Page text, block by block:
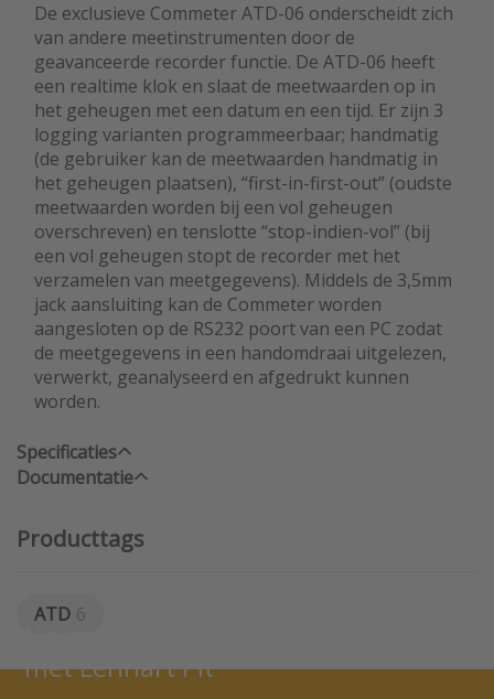
De exclusieve Commeter ATD-06 onderscheidt zich
van andere meetinstrumenten door de
geavanceerde recorder functie. De ATD-06 heeft
een realtime klok en slaat de meetwaarden op in
het geheugen met een datum en een tijd. Er zijn 3
logging varianten programmeerbaar; handmatig
(de gebruiker kan de meetwaarden handmatig in
het geheugen plaatsen), “first-in-first-out” (oudste
meetwaarden worden bij een vol geheugen
overschreven) en tenslotte “stop-indien-vol” (bij
een vol geheugen stopt de recorder met het
verzamelen van meetgegevens). Middels de 3,5mm
jack aansluiting kan de Commeter worden
aangesloten op de RS232 poort van een PC zodat
de meetgegevens in een handomdraai uitgelezen,
verwerkt, geanalyseerd en afgedrukt kunnen
worden.
Specificaties
Documentatie
Producttags
ATD 6
met Lennart Pit